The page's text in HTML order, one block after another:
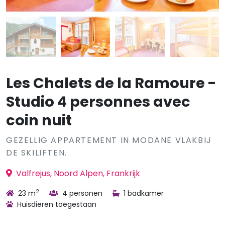
Les Chalets de la Ramoure -
Studio 4 personnes avec
coin nuit
GEZELLIG APPARTEMENT IN MODANE VLAKBIJ
DE SKILIFTEN.
Valfrejus, Noord Alpen, Frankrijk
23 m2 4 personen
1 badkamer
Huisdieren toegestaan